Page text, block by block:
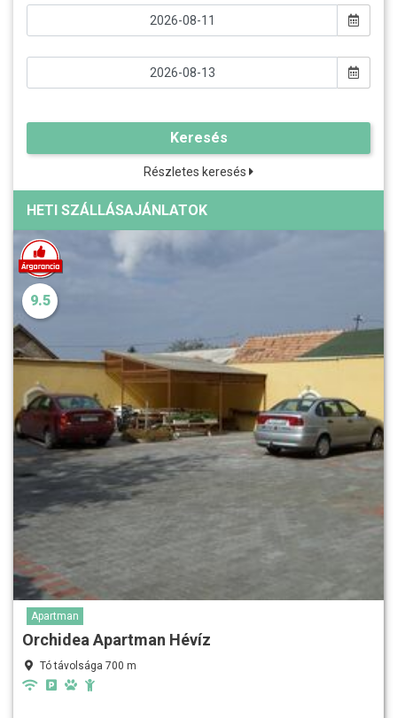
Keresés
Részletes keresés
HETI SZÁLLÁSAJÁNLATOK
9.5
Apartman
Orchidea Apartman Hévíz
Tó távolsága 700 m